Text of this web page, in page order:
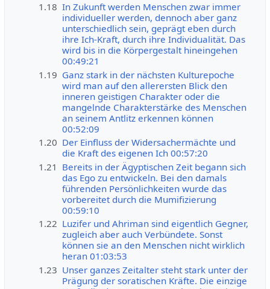
1.18 In Zukunft werden Menschen zwar immer
individueller werden, dennoch aber ganz
unterschiedlich sein, geprägt eben durch
ihre Ich-Kraft, durch ihre Individualität. Das
wird bis in die Körpergestalt hineingehen
00:49:21
1.19 Ganz stark in der nächsten Kulturepoche
wird man auf den allerersten Blick den
inneren geistigen Charakter oder die
mangelnde Charakterstärke des Menschen
an seinem Antlitz erkennen können
00:52:09
1.20 Der Einfluss der Widersachermächte und
die Kraft des eigenen Ich 00:57:20
1.21 Bereits in der Ägyptischen Zeit begann sich
das Ego zu entwickeln. Bei den damals
führenden Persönlichkeiten wurde das
vorbereitet durch die Mumifizierung
00:59:10
1.22 Luzifer und Ahriman sind eigentlich Gegner,
zugleich aber auch Verbündete. Sonst
können sie an den Menschen nicht wirklich
heran 01:03:53
1.23 Unser ganzes Zeitalter steht stark unter der
Prägung der soratischen Kräfte. Die einzige